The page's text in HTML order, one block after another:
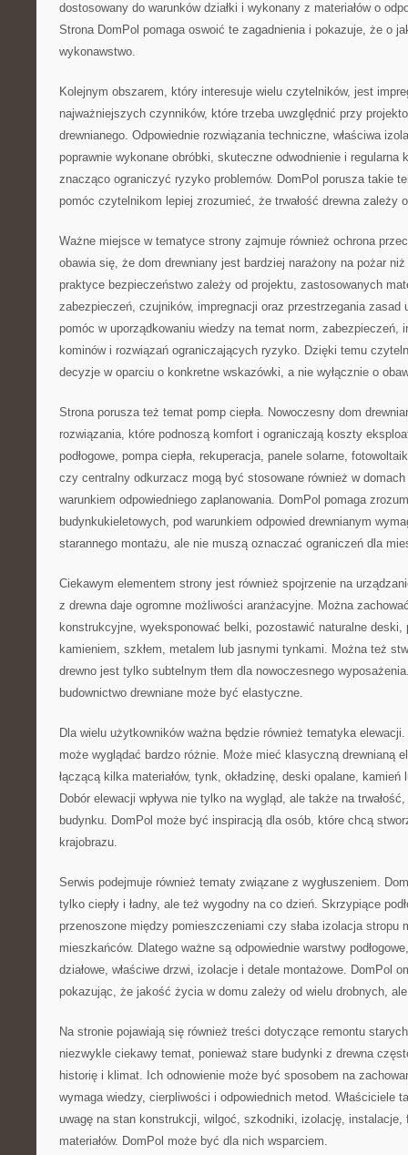
dostosowany do warunków działki i wykonany z materiałów o
Strona DomPol pomaga oswoić te zagadnienia i pokazuje, że o
wykonawstwo.
Kolejnym obszarem, który interesuje wielu czytelników, jest
najważniejszych czynników, które trzeba uwzględnić przy
drewnianego. Odpowiednie rozwiązania techniczne, właściwa
poprawnie wykonane obróbki, skuteczne odwodnienie i regularna
znacząco ograniczyć ryzyko problemów. DomPol porusza takie
pomóc czytelnikom lepiej zrozumieć, że trwałość drewna zależy
Ważne miejsce w tematyce strony zajmuje również ochrona
obawia się, że dom drewniany jest bardziej narażony na pożar
praktyce bezpieczeństwo zależy od projektu, zastosowanych
zabezpieczeń, czujników, impregnacji oraz przestrzegania zasad
pomóc w uporządkowaniu wiedzy na temat norm, zabezpieczeń,
kominów i rozwiązań ograniczających ryzyko. Dzięki temu
decyzje w oparciu o konkretne wskazówki, a nie wyłącznie o
Strona porusza też temat pomp ciepła. Nowoczesny dom
rozwiązania, które podnoszą komfort i ograniczają koszty
podłogowe, pompa ciepła, rekuperacja, panele solarne,
czy centralny odkurzacz mogą być stosowane również w
warunkiem odpowiedniego zaplanowania. DomPol pomaga
budynkukieletowych, pod warunkiem odpowied drewnianym
starannego montażu, ale nie muszą oznaczać ograniczeń dla
Ciekawym elementem strony jest również spojrzenie na
z drewna daje ogromne możliwości aranżacyjne. Można
konstrukcyjne, wyeksponować belki, pozostawić naturalne deski,
kamieniem, szkłem, metalem lub jasnymi tynkami. Można też
drewno jest tylko subtelnym tłem dla nowoczesnego
budownictwo drewniane może być elastyczne.
Dla wielu użytkowników ważna będzie również tematyka
może wyglądać bardzo różnie. Może mieć klasyczną drewnianą
łączącą kilka materiałów, tynk, okładzinę, deski opalane,
Dobór elewacji wpływa nie tylko na wygląd, ale także na
budynku. DomPol może być inspiracją dla osób, które chcą
krajobrazu.
Serwis podejmuje również tematy związane z wygłuszeniem.
tylko ciepły i ładny, ale też wygodny na co dzień. Skrzypiące
przenoszone między pomieszczeniami czy słaba izolacja stropu
mieszkańców. Dlatego ważne są odpowiednie warstwy
działowe, właściwe drzwi, izolacje i detale montażowe. DomPol
pokazując, że jakość życia w domu zależy od wielu drobnych,
Na stronie pojawiają się również treści dotyczące remontu
niezwykle ciekawy temat, ponieważ stare budynki z drewna
historię i klimat. Ich odnowienie może być sposobem na
wymaga wiedzy, cierpliwości i odpowiednich metod. Właściciele
uwagę na stan konstrukcji, wilgoć, szkodniki, izolację,
materiałów. DomPol może być dla nich wsparciem.